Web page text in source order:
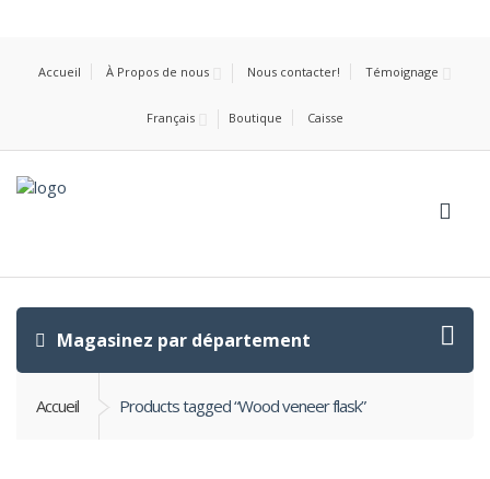
Accueil À Propos de nous Nous contacter! Témoignage
Français Boutique Caisse
Magasinez par département
Accueil Products tagged “Wood veneer flask”